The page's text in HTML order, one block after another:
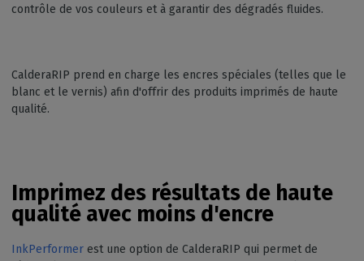
contrôle de vos couleurs et à garantir des dégradés fluides.
CalderaRIP prend en charge les encres spéciales (telles que le
blanc et le vernis) afin d'offrir des produits imprimés de haute
qualité.
Imprimez des résultats de haute
qualité avec moins d'encre
InkPerformer est une option de CalderaRIP qui permet de